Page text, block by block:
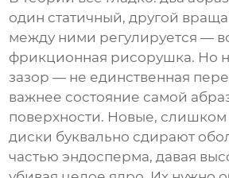
один статичный, другой
между ними регулируется —
фрикционная рисорушка. Но
зазор — не единственная
важнее состояние самой
поверхности. Новые, слишком
диски буквально сдирают
частью эндосперма, давая